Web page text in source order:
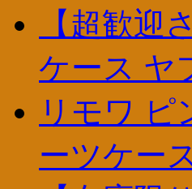
【超歓迎
ケース ヤ
リモワ ピ
ーツケー